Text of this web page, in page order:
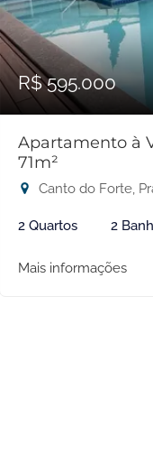
R$ 595.000
Apartamento à
71m²
Canto do Forte,
2 Quartos 2
Mais informações